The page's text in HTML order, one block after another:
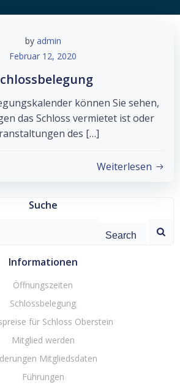
by admin
Februar 12, 2020
können Sie sehen,
das Schloss vermietet ist oder
des […]
Weiterlesen
Suche
Informationen
Öffnungszeiten
Schlossbelegung
für Schloss Oberstein
Mitglied werden
Mitgliedsdaten
Führungen